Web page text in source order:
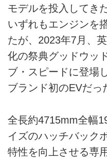
モデルを投入してき
いずれもエンジンを
たが、2023年7月、
化の祭典グッドウッ
ブ・スピードに登場
ブランド初のEVだっ
全長約4715mm全幅
イズのハッチバック
特性を向上させる専